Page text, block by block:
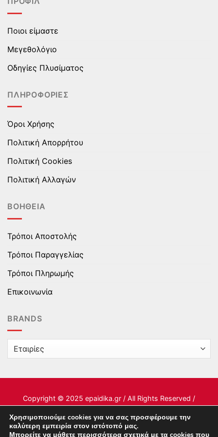
παραλλαγές.
Οι
μπορούν
επιλεγούν
στη
σελίδα
προϊόντος
Ποιοι είμαστε
Μεγεθολόγιο
Οδηγίες Πλυσίματος
ΠΛΗΡΟΦΟΡΊΕΣ
Όροι Χρήσης
Πολιτική Απορρήτου
Πολιτική Cookies
Πολιτική Αλλαγών
ΒΟΉΘΕΙΑ
Τρόποι Αποστολής
Τρόποι Παραγγελίας
Τρόποι Πληρωμής
Επικοινωνία
BRANDS
Copyright © 2025 epaidika.gr / All Rights Reserved /
Χρησιμοποιούμε cookies για να σας προσφέρουμε την
καλύτερη εμπειρία στον ιστότοπό μας.
Μπορείτε να μάθετε περισσότερα σχετικά με τα cookies που